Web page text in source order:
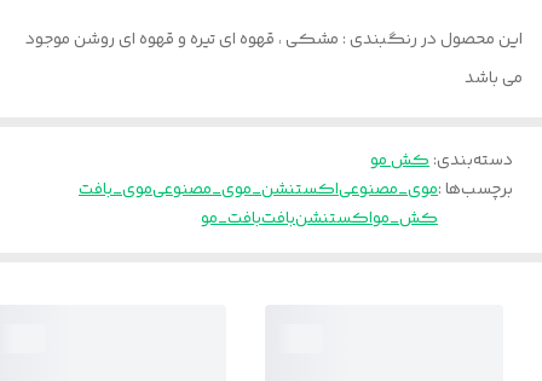
این محصول در رنگبندی : مشکی ، قهوه ای تیره و قهوه ای روشن موجود
می باشد
دسته‌بندی:کش مو
برچسب‌ها :موی_مصنوعیاکستنشن_موی_مصنوعیموی_بافت
کش_مواکستنشنبافتبافت_مو